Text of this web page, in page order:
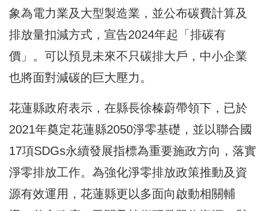
象為電力業及大型製造業，並公布碳費計算及
排放量扣減方式，宣告2024年起「排碳有
價」。可以預見未來不只碳排大戶，中小企業
也將面對減碳的巨大壓力。
花蓮縣政府表示，在縣長徐榛蔚帶領下，已於
2021年奠定花蓮縣2050淨零基礎，並以聯合國
17項SDGs永續發展指標為重要施政方向，落實
淨零排放工作。為強化淨零排放政策推動及資
源有效運用，花蓮縣更以多面向啟動相關輔